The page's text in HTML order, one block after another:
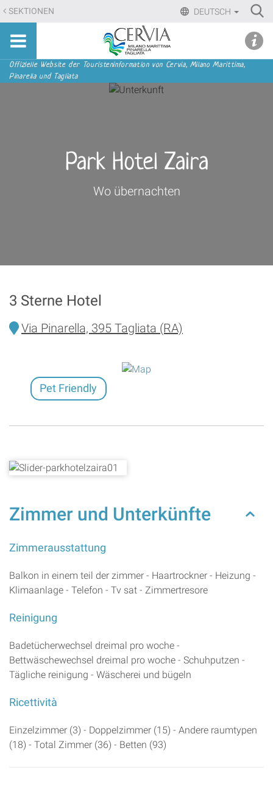
Direkt
zum
Inhalt
Direkt
zur
DEUTSCH
SEKTIONEN
Sito
turistico
ufficiale
Cervia,
Tagliata
Sektionen
Offizielle Website der Touristeninformation von Cervia, Milano Marittima,
Pinarella und Tagliata
Park Hotel Zaira
Wo übernachten
3 Sterne Hotel
Via Pinarella, 395 Tagliata (RA)
Pet Friendly
Zimmer und Unterkünfte
Zimmerausstattung
Balkon in einem teil der zimmer - Haartrockner - Heizung -
Klimaanlage - Telefon - Tv sat - Zimmertresore
Reinigung
Badetücherwechsel dreimal pro woche -
Bettwäschewechsel dreimal pro woche - Schuhputzen -
Tägliche reinigung - Wäscherei und bügeln
Ricettività
Einzelzimmer (3) - Doppelzimmer (15) - Andere raumtypen
(18) - Total Zimmer (36) - Betten (93)
menu